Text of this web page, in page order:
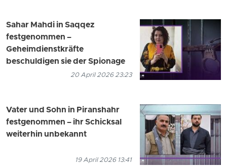
Sahar Mahdi in Saqqez
festgenommen –
Geheimdienstkräfte
beschuldigen sie der Spionage
20 April 2026 23:23
Vater und Sohn in Piranshahr
festgenommen – ihr Schicksal
weiterhin unbekannt
19 April 2026 13:41